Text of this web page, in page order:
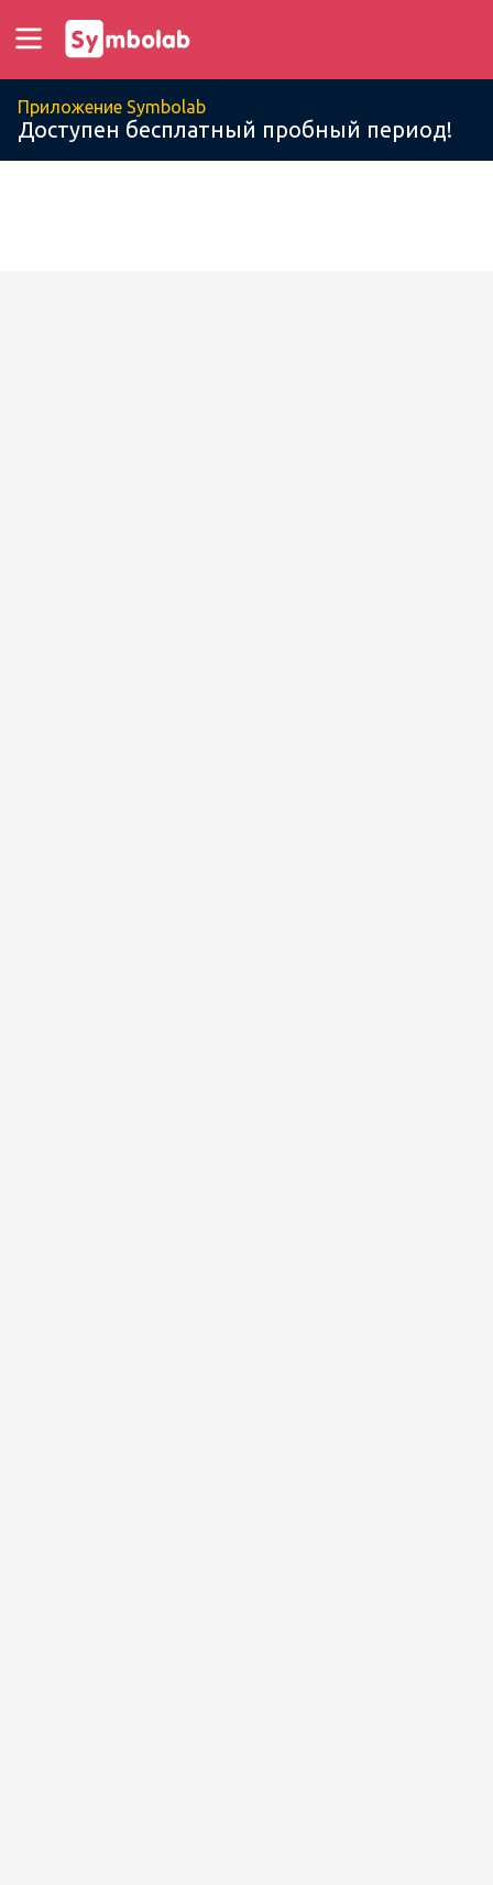
Приложение Symbolab
Доступен бесплатный пробный период!